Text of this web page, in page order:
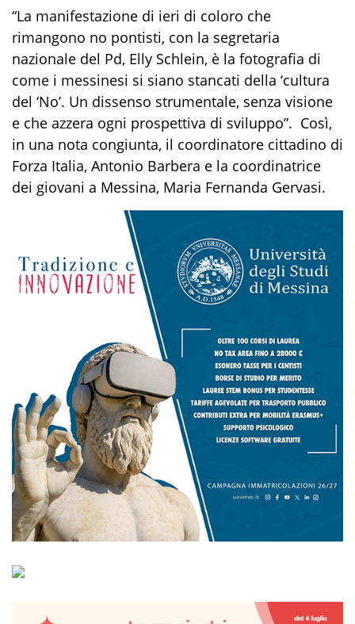
“La manifestazione di ieri di coloro che
rimangono no pontisti, con la segretaria
nazionale del Pd, Elly Schlein, è la fotografia di
come i messinesi si siano stancati della ‘cultura
del ‘No’. Un dissenso strumentale, senza visione
e che azzera ogni prospettiva di sviluppo”. Così,
in una nota congiunta, il coordinatore cittadino di
Forza Italia, Antonio Barbera e la coordinatrice
dei giovani a Messina, Maria Fernanda Gervasi.